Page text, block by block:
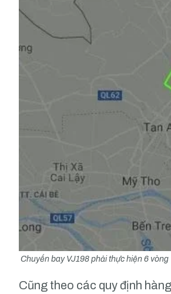
Chuyến bay VJ198 phải thực hiện 6
Cũng theo các quy định